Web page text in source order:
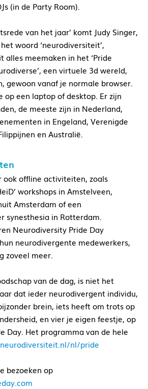
(in de Party Room).
van het jaar’ komt Judy Singer,
woord ‘neurodiversiteit’,
alles meemaken in het ‘Pride
een virtuele 3d wereld,
gewoon vanaf je normale browser.
op een laptop of desktop. Er zijn
de meeste zijn in Nederland,
in Engeland, Verenigde
en Australië.
ook offline activiteiten, zoals
workshops in Amstelveen,
Amsterdam of een
synesthesia in Rotterdam.
Neurodiversity Pride Day
neurodivergente medewerkers,
zoveel meer.
van de dag, is niet het
dat ieder neurodivergent individu,
brein, iets heeft om trots op
en vier je eigen feestje, op
Day. Het programma van de hele
neurodiversiteit.nl/nl/pride
bezoeken op